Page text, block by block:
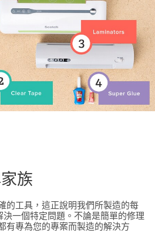
族
的工具，這正說明我們所製造的每
決一個特定問題。不論是簡單的修理
有專為您的專案而製造的解決方